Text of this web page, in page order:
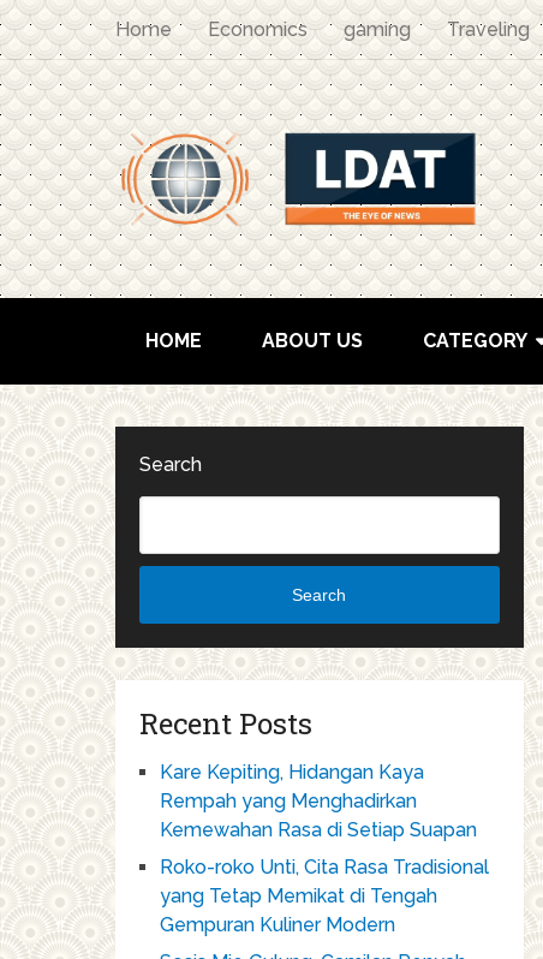
Home Economics gaming Traveling
HOME ABOUT US CATEGORY
Search
Search
Recent Posts
Kare Kepiting, Hidangan Kaya
Rempah yang Menghadirkan
Kemewahan Rasa di Setiap Suapan
Roko-roko Unti, Cita Rasa Tradisional
yang Tetap Memikat di Tengah
Gempuran Kuliner Modern